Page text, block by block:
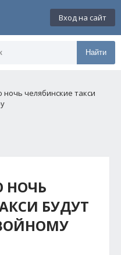
Вход на сайт
Найти
челябинские такси
НОЧЬ
БУДУТ